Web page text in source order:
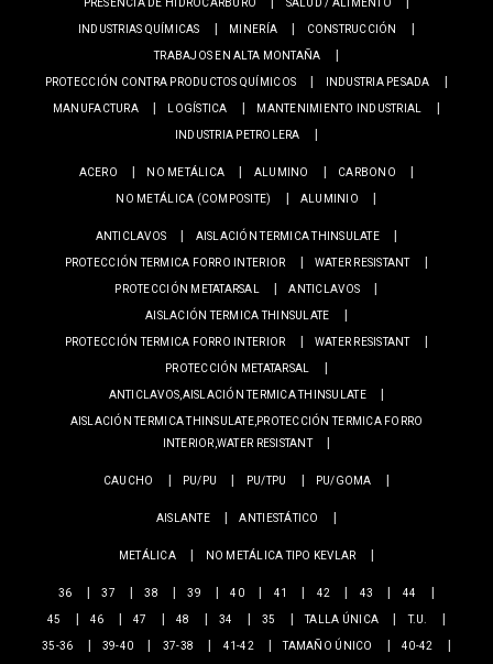
PRESENCIA DE HIDROCARBURO
SALUD / ALIMENTO
INDUSTRIAS QUÍMICAS
MINERÍA
CONSTRUCCIÓN
TRABAJOS EN ALTA MONTAÑA
PROTECCIÓN CONTRA PRODUCTOS QUÍMICOS
INDUSTRIA PESADA
MANUFACTURA
LOGÍSTICA
MANTENIMIENTO INDUSTRIAL
INDUSTRIA PETROLERA
ACERO NO METÁLICA ALUMINO
CARBONO
NO METÁLICA (COMPOSITE)
ALUMINIO
ANTICLAVOS
AISLACIÓN TERMICA THINSULATE
PROTECCIÓN TERMICA FORRO INTERIOR
WATER RESISTANT
PROTECCIÓN METATARSAL
ANTICLAVOS
AISLACIÓN TERMICA THINSULATE
PROTECCIÓN TERMICA FORRO INTERIOR
WATER RESISTANT
PROTECCIÓN METATARSAL
ANTICLAVOS,AISLACIÓN TERMICA THINSULATE
AISLACIÓN TERMICA THINSULATE,PROTECCIÓN TERMICA FORRO
INTERIOR,WATER RESISTANT
CAUCHO PU/PU PU/TPU PU/GOMA
AISLANTE ANTIESTÁTICO
METÁLICA NO METÁLICA TIPO KEVLAR
36 37 38 39 40 41 42 43
44
45
46 47 48 34 35 TALLA ÚNICA
T.U.
35-36
39-40 37-38 41-42 TAMAÑO ÚNICO
40-42